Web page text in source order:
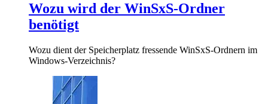
Wozu wird der WinSxS-Ordner
benötigt
Wozu dient der Speicherplatz fressende WinSxS-Ordnern im
Windows-Verzeichnis?